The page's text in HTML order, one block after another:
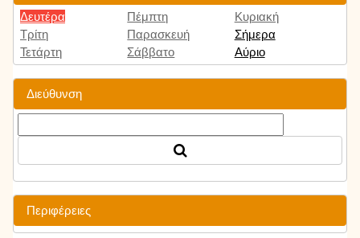
Δευτέρα
Τρίτη
Τετάρτη
Πέμπτη
Παρασκευή
Σάββατο
Κυριακή
Σήμερα
Αύριο
Διεύθυνση
Περιφέρειες